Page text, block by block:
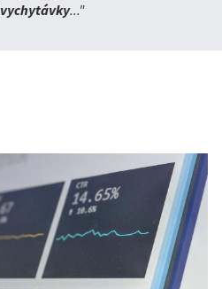
vychytávky..."